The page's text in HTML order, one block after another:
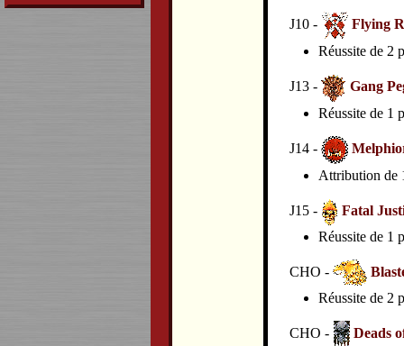
J10 -
Flying
Réussite de 2
J13 -
Gang
Réussite de 1
J14 -
Attribution de
J15 -
Fatal
Réussite de 1
CHO -
Réussite de 2
CHO -
Deads